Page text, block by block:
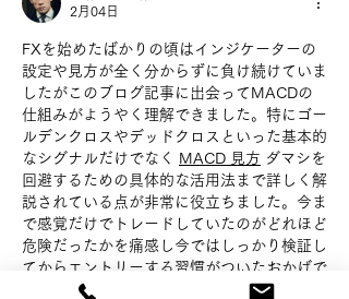
2月04日
FXを始めたばかりの頃はインジケーターの
設定や見方が全く分からずに負け続けていま
したがこのブログ記事に出会ってMACDの
仕組みがようやく理解できました。特にゴー
ルデンクロスやデッドクロスといった基本的
なシグナルだけでなく
MACD 見方 ダマシを
回避するための具体的な活用法まで詳しく解
説されている点が非常に役立ちました。今ま
で感覚だけでトレードしていたのがどれほど
危険だったかを痛感し今ではしっかり検証し
てからエントリーする習慣がついたおかげで
少しずつ利益が残るようになってきました。